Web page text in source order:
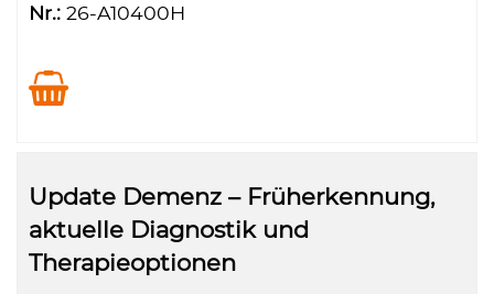
Nr.: 26-A10400H
Update Demenz – Früherkennung,
aktuelle Diagnostik und
Therapieoptionen